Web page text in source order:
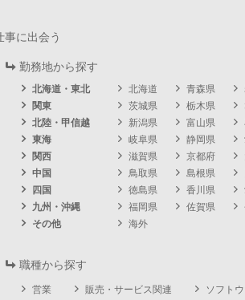
事に出会う
勤務地から探す
北海道・東北 北海道 青森県
関東
茨城県 栃木県
北陸・甲信越
新潟県 富山県
東海
岐阜県 静岡県
関西
滋賀県 京都府
中国
鳥取県 島根県
四国
徳島県 香川県
九州・沖縄
福岡県 佐賀県
その他
海外
職種から探す
営業 販売・サービス関連 ソフト